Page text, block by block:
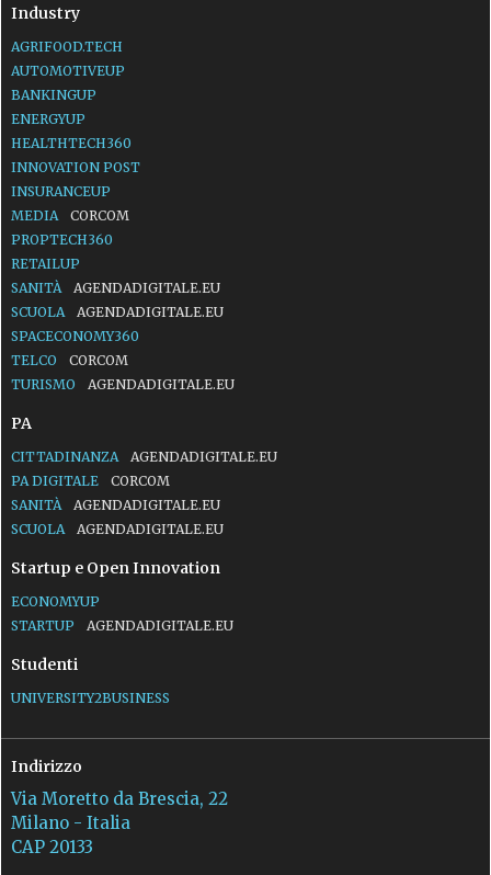
Industry
AGRIFOOD.TECH
AUTOMOTIVEUP
BANKINGUP
ENERGYUP
HEALTHTECH360
INNOVATION POST
INSURANCEUP
MEDIA
CORCOM
PROPTECH360
RETAILUP
SANITÀ
AGENDADIGITALE.EU
SCUOLA
AGENDADIGITALE.EU
SPACECONOMY360
TELCO
CORCOM
TURISMO
AGENDADIGITALE.EU
PA
CITTADINANZA
AGENDADIGITALE.EU
PA DIGITALE
CORCOM
SANITÀ
AGENDADIGITALE.EU
SCUOLA
AGENDADIGITALE.EU
Startup e Open Innovation
ECONOMYUP
STARTUP
AGENDADIGITALE.EU
Studenti
UNIVERSITY2BUSINESS
Indirizzo
Via Moretto da Brescia, 22
Milano - Italia
CAP 20133